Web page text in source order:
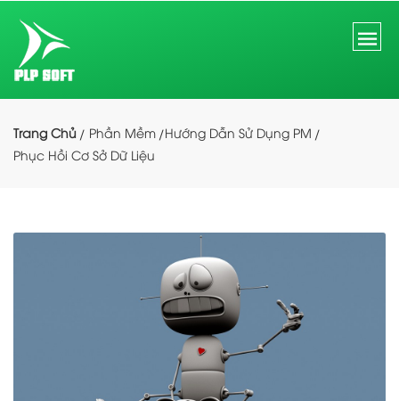
Trang Chủ Phần Mềm Hướng Dẫn Sử Dụng PM
Phục Hồi Cơ Sở Dữ Liệu